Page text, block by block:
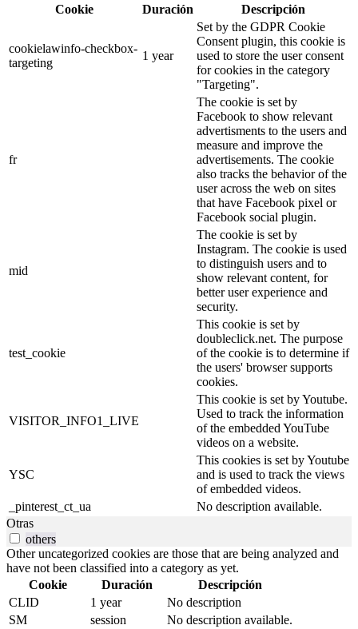
Cookie
Duración Descripción
cookielawinfo-checkbox-
targeting
1 year
Set by the GDPR Cookie
Consent plugin, this cookie is
used to store the user consent
for cookies in the category
"Targeting".
fr
The cookie is set by
Facebook to show relevant
advertisments to the users and
measure and improve the
advertisements. The cookie
also tracks the behavior of the
user across the web on sites
that have Facebook pixel or
Facebook social plugin.
mid
The cookie is set by
Instagram. The cookie is used
to distinguish users and to
show relevant content, for
better user experience and
security.
test_cookie
This cookie is set by
doubleclick.net. The purpose
of the cookie is to determine if
the users' browser supports
cookies.
VISITOR_INFO1_LIVE
This cookie is set by Youtube.
Used to track the information
of the embedded YouTube
videos on a website.
YSC
This cookies is set by Youtube
and is used to track the views
of embedded videos.
_pinterest_ct_ua
No description available.
Otras
others
Other uncategorized cookies are those that are being analyzed and
have not been classified into a category as yet.
Cookie
Duración
Descripción
CLID
1 year
No description
SM
session
No description available.